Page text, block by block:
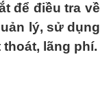
để điều tra về
lý, sử dụng
lãng phí.